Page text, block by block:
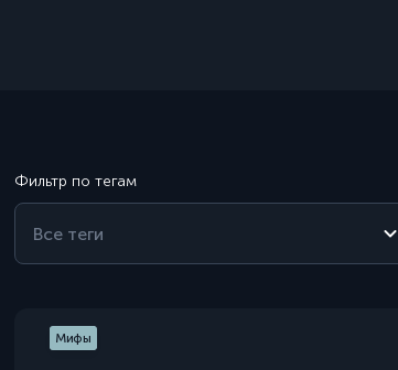
Фильтр по тегам
Мифы